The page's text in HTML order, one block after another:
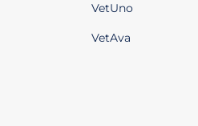
VetUno
VetAva